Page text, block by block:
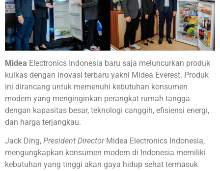
Midea Electronics Indonesia baru saja meluncurkan produk
kulkas dengan inovasi terbaru yakni Midea Everest. Produk
ini dirancang untuk memenuhi kebutuhan konsumen
modern yang menginginkan perangkat rumah tangga
dengan kapasitas besar, teknologi canggih, efisiensi energi,
dan harga terjangkau.
Jack Ding, President DirectorMidea Electronics Indonesia,
mengungkapkan konsumen modern di Indonesia memiliki
kebutuhan yang tinggi akan gaya hidup sehat termasuk